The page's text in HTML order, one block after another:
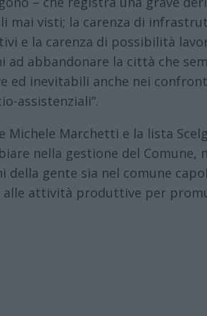
mai visti; la carenza di
e la carenza di possibilità
ad abbandonare la città che
ed inevitabili anche nei
assistenziali”.
Michele Marchetti e la lista
nella gestione del Comune,
della gente sia nel comune
attività produttive per